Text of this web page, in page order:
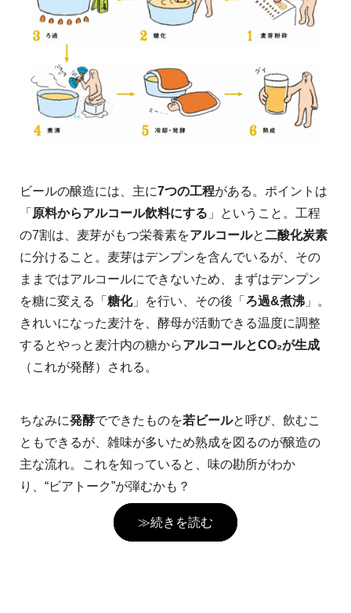
ビールの醸造には、主に7つの工程がある。ポイントは
「 原料からアルコール飲料にする 」ということ。工程
の7割は、麦芽がもつ栄養素をアルコールと二酸化炭素
に分けること。麦芽はデンプンを含んでいるが、その
ままではアルコールにできないため、まずはデンプン
を糖に変える「 糖化」を行い、その後「 ろ過&煮沸 」。
きれいになった麦汁を、酵母が活動できる温度に調整
するとやっと麦汁内の糖からアルコールとCO₂が生成
（これが発酵）される。
ちなみに発酵でできたものを若ビールと呼び、飲むこ
ともできるが、雑味が多いため熟成を図るのが醸造の
主な流れ。これを知っていると、味の勘所がわか
り、“ビアトーク”が弾むかも？
≫続きを読む